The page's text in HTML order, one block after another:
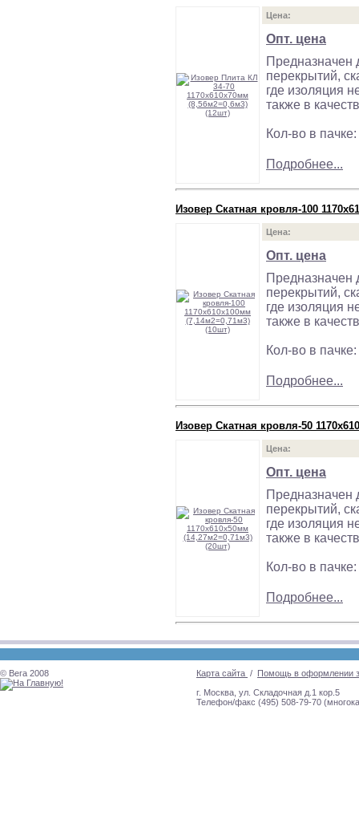
Цена:
Опт. цена
Предназначен
перекрытий,
где изоляция
также в
Кол-во в
Подробнее...
Изовер Скатная кровля-100
Цена:
Опт. цена
Предназначен
перекрытий,
где изоляция
также в
Кол-во в
Подробнее...
Изовер Скатная кровля-50
Цена:
Опт. цена
Предназначен
перекрытий,
где изоляция
также в
Кол-во в
Подробнее...
© Вега 2008 Карта сайта / Помощь в оформлении
г. Москва, ул. Складочная д.1 кор.5
Телефон/факс (495) 508-79-70